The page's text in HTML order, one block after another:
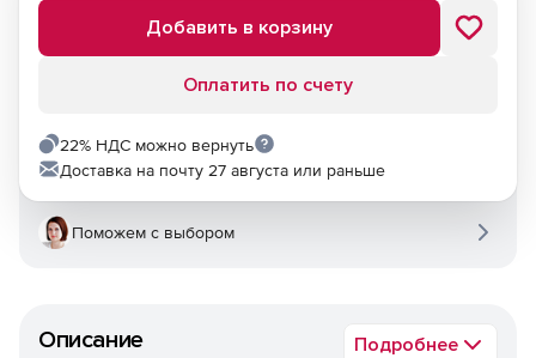
Описание Подробнее
Добавить в корзину
Оплатить по счету
22% НДС можно вернуть
Доставка на почту 27 августа или раньше
Поможем с выбором